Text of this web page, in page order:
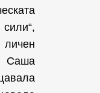
Саша